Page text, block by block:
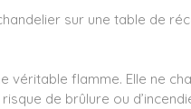
sur une table de
véritable flamme. Elle ne
de brûlure ou